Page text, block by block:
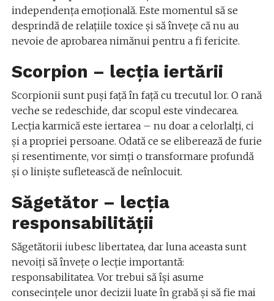
independența emoțională. Este momentul să se
desprindă de relațiile toxice și să învețe că nu au
nevoie de aprobarea nimănui pentru a fi fericite.
Scorpion – lecția iertării
Scorpionii sunt puși față în față cu trecutul lor. O rană
veche se redeschide, dar scopul este vindecarea.
Lecția karmică este iertarea – nu doar a celorlalți, ci
și a propriei persoane. Odată ce se eliberează de furie
și resentimente, vor simți o transformare profundă
și o liniște sufletească de neînlocuit.
Săgetător – lecția
responsabilității
Săgetătorii iubesc libertatea, dar luna aceasta sunt
nevoiți să învețe o lecție importantă:
responsabilitatea. Vor trebui să își asume
consecințele unor decizii luate în grabă și să fie mai